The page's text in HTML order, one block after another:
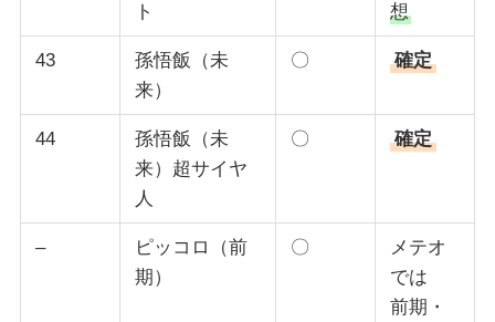
ト
想
43
孫悟飯（未
来）
〇 確定
44
孫悟飯（未
来）超サイヤ
人
〇 確定
–
ピッコロ（前
期）
〇
メテオ
では
前期・